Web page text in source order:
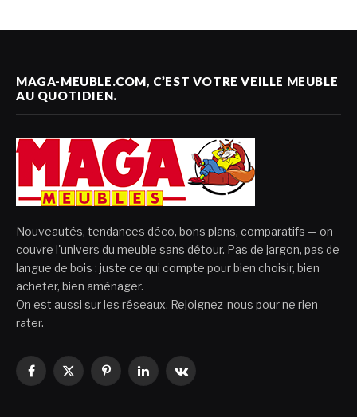
MAGA-MEUBLE.COM, C’EST VOTRE VEILLE MEUBLE
AU QUOTIDIEN.
Nouveautés, tendances déco, bons plans, comparatifs — on
couvre l'univers du meuble sans détour. Pas de jargon, pas de
langue de bois : juste ce qui compte pour bien choisir, bien
acheter, bien aménager.
On est aussi sur les réseaux. Rejoignez-nous pour ne rien
rater.
Facebook
X
PinterestLinkedInVKontakte